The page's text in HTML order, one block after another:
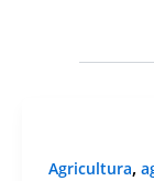
Agricultura,